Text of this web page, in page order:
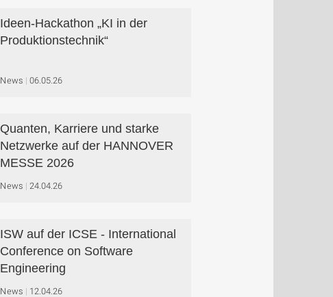
Ideen-Hackathon „KI in der
Produktionstechnik“
News 06.05.26
Quanten, Karriere und starke
Netzwerke auf der HANNOVER
MESSE 2026
News 24.04.26
ISW auf der ICSE - International
Conference on Software
Engineering
News 12.04.26